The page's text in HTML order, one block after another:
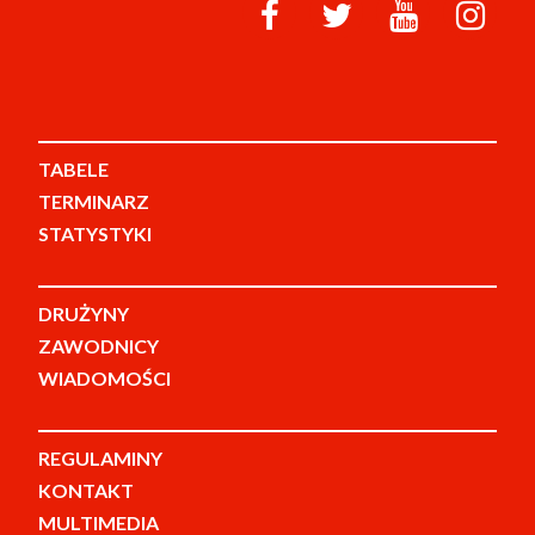
TABELE
TERMINARZ
STATYSTYKI
DRUŻYNY
ZAWODNICY
WIADOMOŚCI
REGULAMINY
KONTAKT
MULTIMEDIA